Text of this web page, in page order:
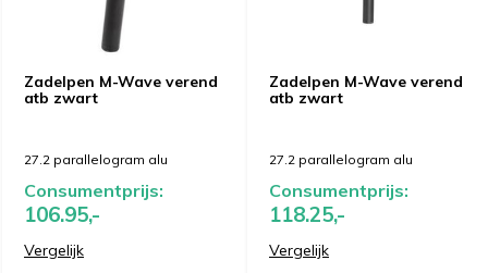
Zadelpen M-Wave verend
atb zwart
27.2 parallelogram alu
Consumentprijs:
106.95,-
Vergelijk
Zadelpen M-Wave verend
atb zwart
27.2 parallelogram alu
Consumentprijs:
118.25,-
Vergelijk